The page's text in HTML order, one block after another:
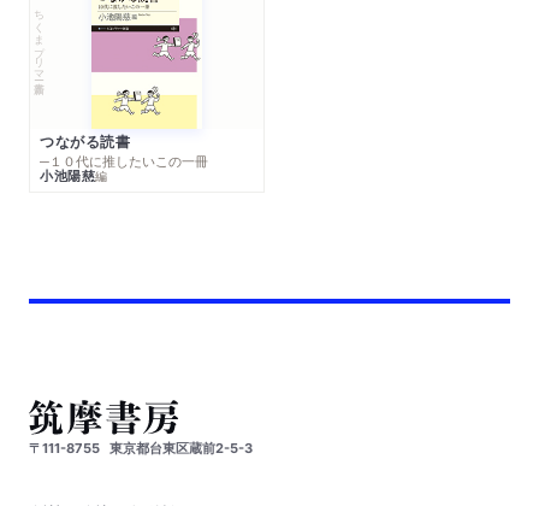
ちくまプリマー新書
つながる読書
─１０代に推したいこの一冊
小池陽慈編
〒111-8755 東京都台東区蔵前2-5-3